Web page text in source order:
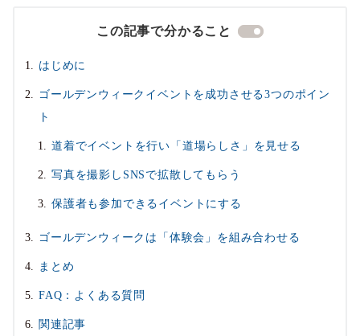
この記事で分かること
はじめに
ゴールデンウィークイベントを成功させる3つのポイン
ト
道着でイベントを行い「道場らしさ」を見せる
写真を撮影しSNSで拡散してもらう
保護者も参加できるイベントにする
ゴールデンウィークは「体験会」を組み合わせる
まとめ
FAQ：よくある質問
関連記事